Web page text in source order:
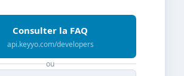
Consulter la FAQ
api.keyyo.com/developers
ou